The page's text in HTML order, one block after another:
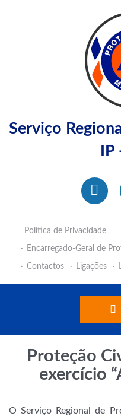
Serviço
Política de Privacidade
Encarregado-Geral de
Contactos
Ligações
Proteção
exercício
O Serviço Regional de